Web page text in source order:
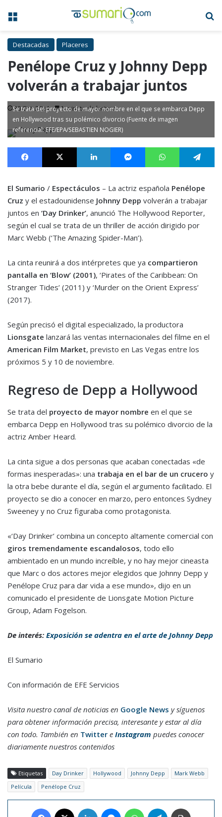
Menú
Destacadas Placeres
Penélope Cruz y Johnny Depp
volverán a trabajar juntos
30 Oct, 2024 1 minuto de lectura
Se trata del proyecto de mayor nombre en el que se embarca Depp
en Hollywood tras su polémico divorcio (Fuente de imagen
referencial: EFE/EPA/SEBASTIEN NOGIER)
Facebook X LinkedIn MessengerWhatsApp
El Sumario / Espectáculos – La actriz española Penélope
Cruz y el estadounidense Johnny Depp volverán a trabajar
juntos en ‘Day Drinker’, anunció The Hollywood Reporter,
según el cual se trata de un thriller de acción dirigido por
Marc Webb (‘The Amazing Spider-Man’).
La cinta reunirá a dos intérpretes que ya compartieron
pantalla en ‘Blow’ (2001), ‘Pirates of the Caribbean: On
Stranger Tides’ (2011) y ‘Murder on the Orient Express’
(2017).
Según precisó el digital especializado, la productora
Lionsgate lanzará las ventas internacionales del filme en el
American Film Market, previsto en Las Vegas entre los
próximos 5 y 10 de noviembre.
Regreso de Depp a Hollywood
Se trata del proyecto de mayor nombre en el que se
embarca Depp en Hollywood tras su polémico divorcio de la
actriz Amber Heard.
La cinta sigue a dos personas que acaban conectadas «de
formas inesperadas»: una trabaja en el bar de un crucero y
la otra bebe durante el día, según el argumento facilitado. El
proyecto se dio a conocer en marzo, pero entonces Sydney
Sweeney y no Cruz figuraba como protagonista.
«‘Day Drinker’ combina un concepto altamente comercial con
giros tremendamente escandalosos, todo ello
ambientado en un mundo increíble, y no hay mejor cineasta
que Marc o dos actores mejor elegidos que Johnny Depp y
Penélope Cruz para dar vida a ese mundo», dijo en un
comunicado el presidente de Lionsgate Motion Picture
Group, Adam Fogelson.
De interés: Exposición se adentra en el arte de Johnny Depp
El Sumario
Con información de EFE Servicios
Visita nuestro canal de noticias en Google News y síguenos
para obtener información precisa, interesante y estar al día
con todo. También en Twitter e Instagram puedes conocer
diariamente nuestros contenidos
Etiquetas Day Drinker Hollywood Johnny Depp
Mark Webb
Película
Penélope Cruz
Facebook LinkedIn MessengerWhatsAppTelegram